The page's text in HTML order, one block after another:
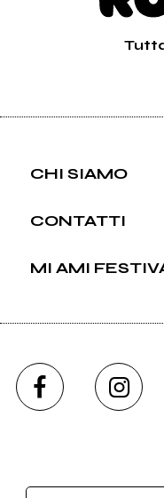
CHI SIAMO
CONTATTI
MI AMI